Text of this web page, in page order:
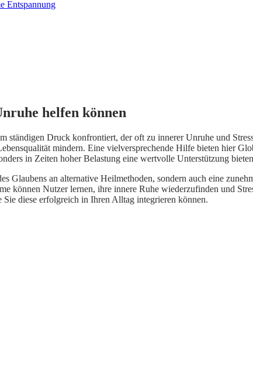
helfen können
ständigen Druck konfrontiert, der oft zu innerer Unruhe und
mindern. Eine vielversprechende Hilfe bieten hier
in Zeiten hoher Belastung eine wertvolle Unterstützung
Glaubens an alternative Heilmethoden, sondern auch eine
können Nutzer lernen, ihre innere Ruhe wiederzufinden und
diese erfolgreich in Ihren Alltag integrieren können.